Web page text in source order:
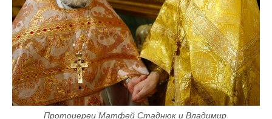
Протоиереи Матфей Стаднюк и Владимир